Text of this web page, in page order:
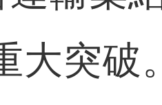
大突破